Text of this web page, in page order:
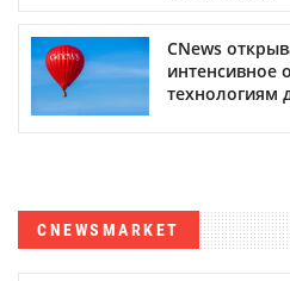
CNews
интенсивное
технологиям
CNEWSMARKET